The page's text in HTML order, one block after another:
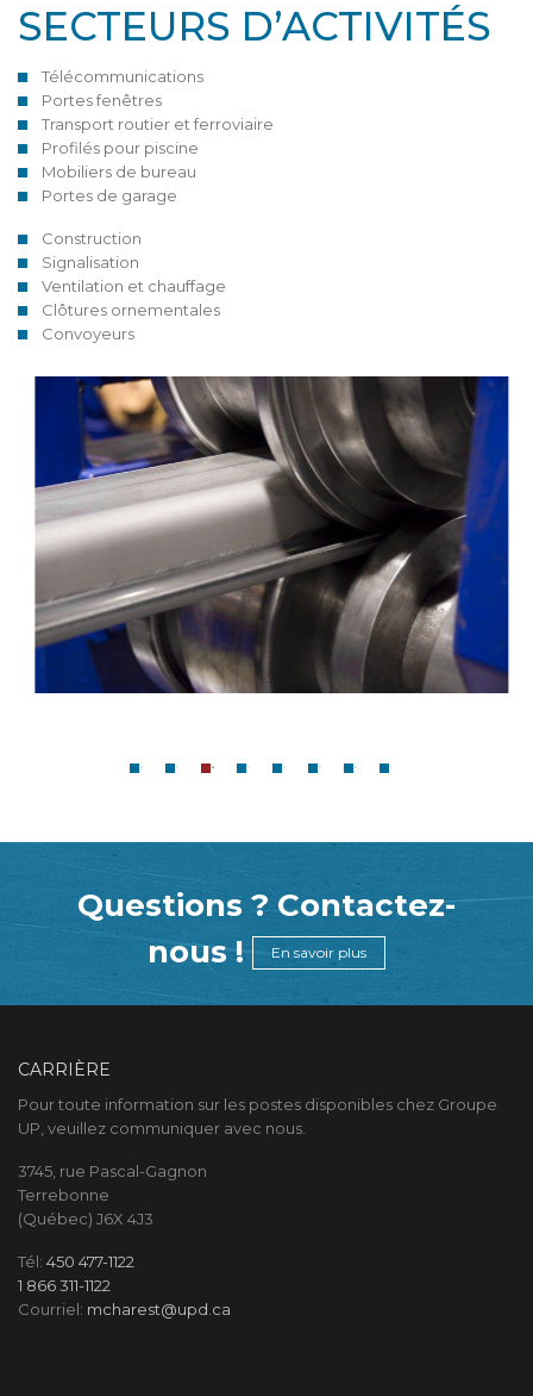
SECTEURS D’ACTIVITÉS
Télécommunications
Portes fenêtres
Transport routier et ferroviaire
Profilés pour piscine
Mobiliers de bureau
Portes de garage
Construction
Signalisation
Ventilation et chauffage
Clôtures ornementales
Convoyeurs
Questions ? Contactez-
nous !
En savoir plus
CARRIÈRE
Pour toute information sur les postes disponibles chez Groupe
UP, veuillez communiquer avec nous.
3745, rue Pascal-Gagnon
Terrebonne
(Québec) J6X 4J3
Tél: 450 477-1122
1 866 311-1122
Courriel: mcharest@upd.ca